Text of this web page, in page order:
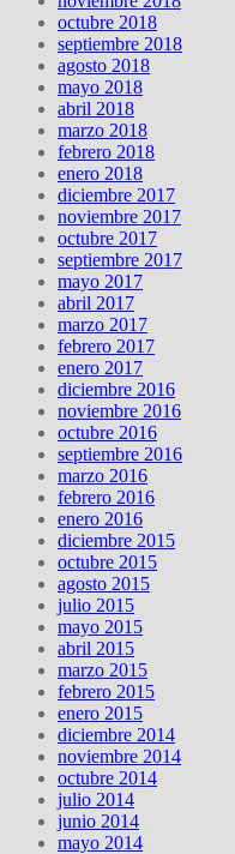
octubre 2018
septiembre 2018
agosto 2018
mayo 2018
abril 2018
marzo 2018
febrero 2018
enero 2018
diciembre 2017
noviembre 2017
octubre 2017
septiembre 2017
mayo 2017
abril 2017
marzo 2017
febrero 2017
enero 2017
diciembre 2016
noviembre 2016
octubre 2016
septiembre 2016
marzo 2016
febrero 2016
enero 2016
diciembre 2015
octubre 2015
agosto 2015
julio 2015
mayo 2015
abril 2015
marzo 2015
febrero 2015
enero 2015
diciembre 2014
noviembre 2014
octubre 2014
julio 2014
junio 2014
mayo 2014